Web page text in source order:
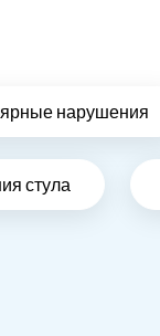
нарушения
стула